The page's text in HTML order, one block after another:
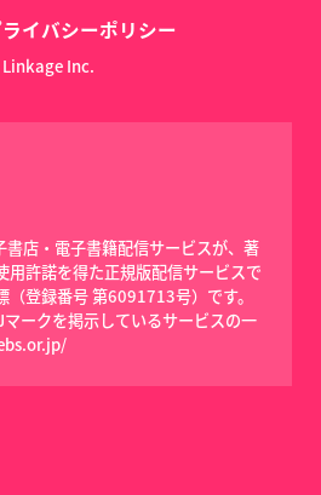
イバシーポリシー
Inc.
店・電子書籍配信サービスが、著
用許諾を得た正規版配信サービスで
（登録番号 第6091713号）です。
ークを掲示しているサービスの一